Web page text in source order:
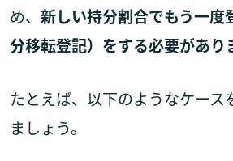
め、 新しい持分割合でもう一度
分移転登記）をする必要があり
たとえば、以下のようなケース
ましょう。